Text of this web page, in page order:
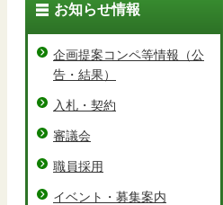
お知らせ情報
企画提案コンペ等情報（公
告・結果）
入札・契約
審議会
職員採用
イベント・募集案内